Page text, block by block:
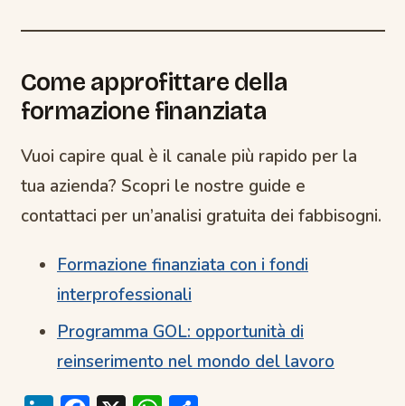
Come approfittare della
formazione finanziata
Vuoi capire qual è il canale più rapido per la
tua azienda? Scopri le nostre guide e
contattaci per un’analisi gratuita dei fabbisogni.
Formazione finanziata con i fondi
interprofessionali
Programma GOL: opportunità di
reinserimento nel mondo del lavoro